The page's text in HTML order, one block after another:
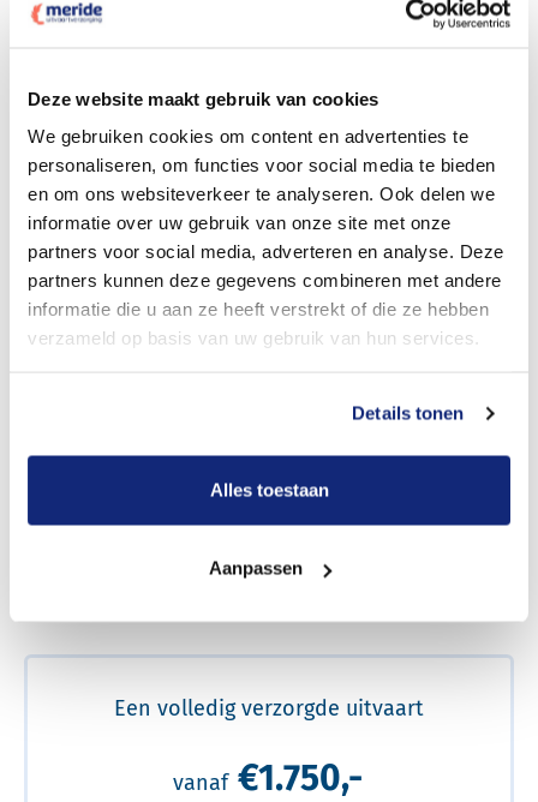
Deze website maakt gebruik van cookies
We gebruiken cookies om content en advertenties te
personaliseren, om functies voor social media te bieden
en om ons websiteverkeer te analyseren. Ook delen we
informatie over uw gebruik van onze site met onze
partners voor social media, adverteren en analyse. Deze
partners kunnen deze gegevens combineren met andere
informatie die u aan ze heeft verstrekt of die ze hebben
verzameld op basis van uw gebruik van hun services.
Details tonen
Alles toestaan
Aanpassen
Bekijk tarieven voor begrafenis
Een betere uitvaart ervaring voor een betere
Een volledig verzorgde uitvaart
vanaf €1.750,-